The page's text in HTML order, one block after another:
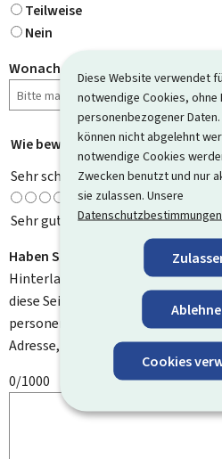
Diese Website verwendet
notwendige Cookies, ohne
personenbezogener
können nicht abgelehnt
notwendige Cookies
Zwecken benutzt und nur
sie zulassen. Unsere
Datenschutzbestimmungen
Cookies
Teilweise
Nein
Wonach haben Sie gesucht?
Wie bewerten Sie diese Seite? *
Sehr schlecht
Sehr gut
Haben Sie
Hinterlassen Sie uns einen
diese Seite zu verbessern. Bitte
personenbezogenen Daten an,
Adresse, Ihren Namen oder Ihre
0/1000